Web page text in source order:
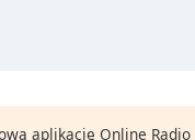
aplikację Online Radio